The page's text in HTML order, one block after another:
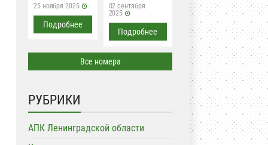
25 ноября 2025
Подробнее
02 сентября
2025
Подробнее
Все номера
РУБРИКИ
АПК Ленинградской области